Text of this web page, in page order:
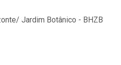
Jardim Botânico - BHZB